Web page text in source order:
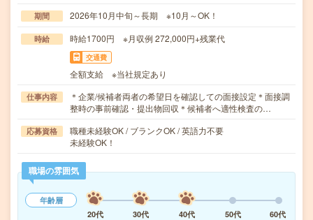
期間 2026年10月中旬～長期 ※10月～OK！
時給 時給1700円 ※月収例 272,000円+残業代
交通費
全額支給 ※当社規定あり
仕事内容
＊企業/候補者両者の希望日を確認しての面接設定＊面接調
整時の事前確認・提出物回収＊候補者へ適性検査の…
応募資格
職種未経験OK / ブランクOK / 英語力不要
未経験OK！
職場の雰囲気
年齢層
20代
30代 40代 50代
60代